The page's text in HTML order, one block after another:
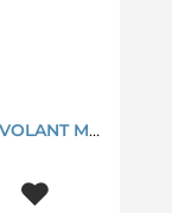
2161 CERF VOLANT MAXI PLANE